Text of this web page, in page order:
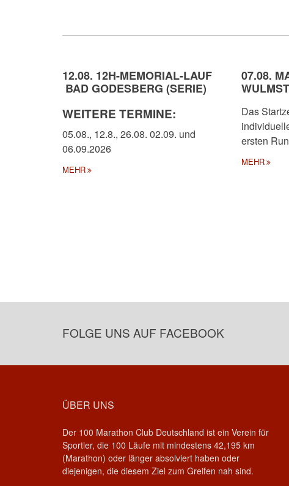
12.08. 12H-MEMORIAL-LAUF
BAD GODESBERG (SERIE)
WEITERE TERMINE:
05.08., 12.8., 26.08. 02.09. und
06.09.2026
MEHR
07.08.
Das
ersten
MEHR
FOLGE UNS AUF FACEBOOK
ÜBER UNS
Der 100 Marathon Club Deutschland ist ein Verein für
Sportler, die 100 Läufe mit mindestens 42,195 km
(Marathon) oder länger absolviert haben oder
diejenigen, die diesem Ziel zum Greifen nah sind.